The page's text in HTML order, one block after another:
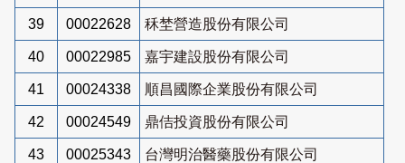
39 00022628 秝埜營造股份有限公司
40 00022985 嘉宇建設股份有限公司
41 00024338 順昌國際企業股份有限公司
42 00024549 鼎佶投資股份有限公司
43 00025343 台灣明治醫藥股份有限公司